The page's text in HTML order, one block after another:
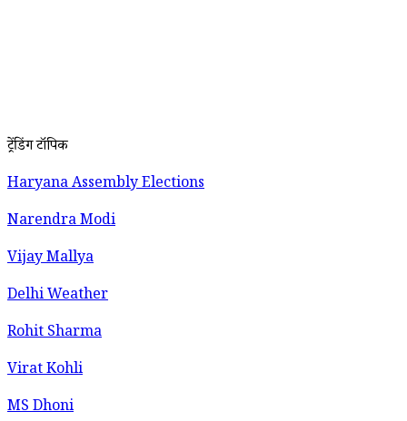
ट्रेंडिंग टॉपिक
Haryana Assembly Elections
Narendra Modi
Vijay Mallya
Delhi Weather
Rohit Sharma
Virat Kohli
MS Dhoni